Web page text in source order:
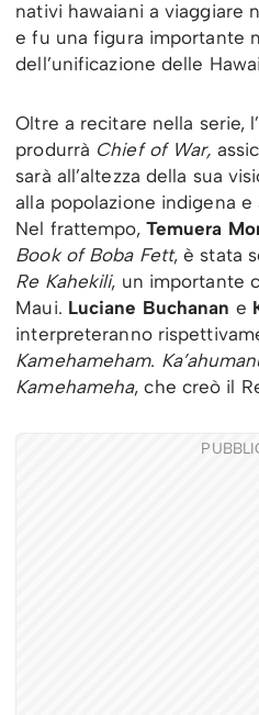
nativi hawaiani a viaggiare
e fu una figura importante
dell’unificazione delle
Oltre a recitare nella serie,
produrrà Chief of War,
sarà all’altezza della sua
alla popolazione indigena e
Nel frattempo, Temuera
Book of Boba Fett, è stata
Re Kahekili, un importante
Maui. Luciane Buchanan e
interpreteranno
Kamehameham.
Kamehameha, che creò il